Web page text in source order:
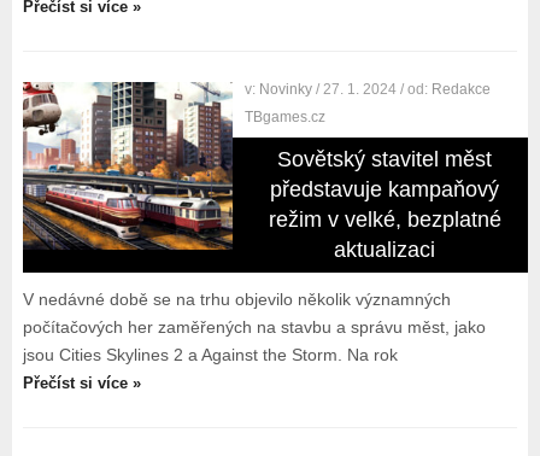
Přečíst si více »
v: Novinky / 27. 1. 2024 / od: Redakce
TBgames.cz
Sovětský stavitel měst
představuje kampaňový
režim v velké, bezplatné
aktualizaci
V nedávné době se na trhu objevilo několik významných
počítačových her zaměřených na stavbu a správu měst, jako
jsou Cities Skylines 2 a Against the Storm. Na rok
Přečíst si více »